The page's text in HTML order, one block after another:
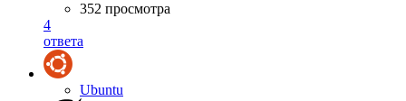
352 просмотра
4
ответа
Ubuntu